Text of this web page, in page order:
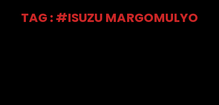
TAG : #ISUZU MARGOMULYO